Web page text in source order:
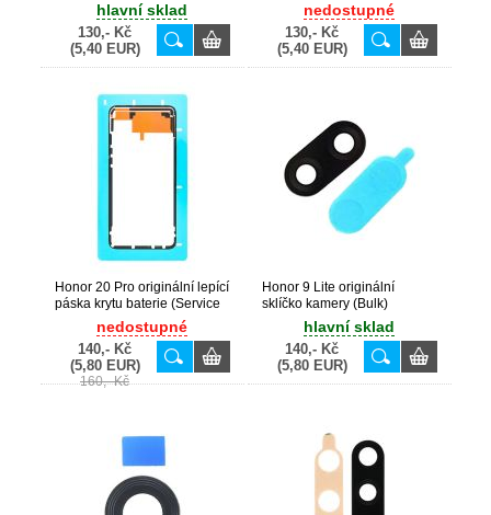
hlavní sklad
130,- Kč
(5,40 EUR)
originální USB Type-C
konektor dobíjení (Bulk)
nedostupné
130,- Kč
(5,40 EUR)
Honor 20 Pro originální lepící
páska krytu baterie (Service
Pack) - 51639974
nedostupné
140,- Kč
(5,80 EUR)
160,- Kč
Honor 9 Lite originální
sklíčko kamery (Bulk)
hlavní sklad
140,- Kč
(5,80 EUR)